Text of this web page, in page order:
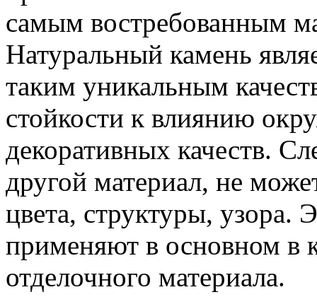
самым востребованным
Натуральный камень
таким уникальным
стойкости к влиянию
декоративных качеств.
другой материал, не
цвета, структуры, узора.
применяют в основном в
отделочного материала.